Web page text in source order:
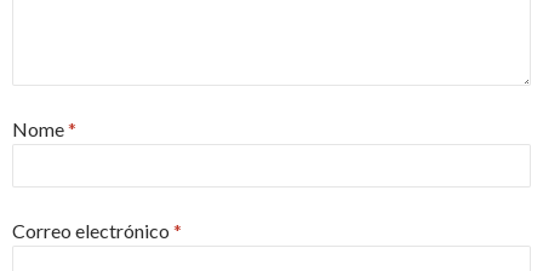
Nome*
Correo electrónico *